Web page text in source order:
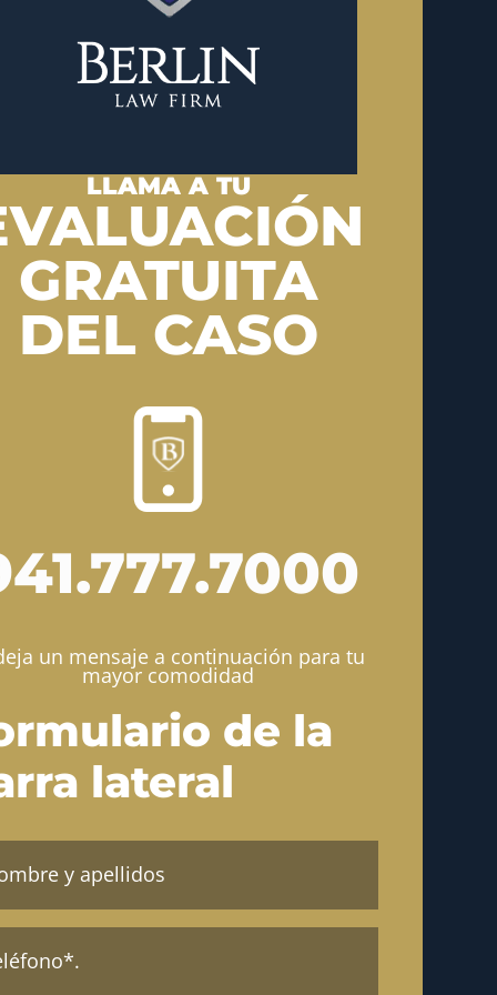
LLAMA A TU
GRATUITA
DEL CASO
un mensaje a continuación para tu
mayor comodidad
de la
lateral